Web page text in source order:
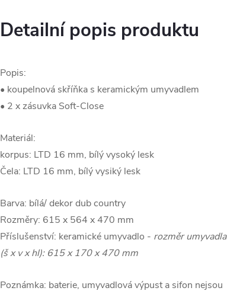
Detailní popis produktu
Popis:
• koupelnová skříňka s keramickým umyvadlem
• 2 x zásuvka Soft-Close
Materiál:
korpus: LTD 16 mm, bílý vysoký lesk
Čela: LTD 16 mm, bílý vysiký lesk
Barva: bílá/ dekordub country
Rozměry: 615 x 564 x 470 mm
Příslušenství: keramické umyvadlo - rozměr umyvadla
(š x v x hl): 615 x 170 x 470 mm
Poznámka: baterie, umyvadlová výpust a sifon nejsou